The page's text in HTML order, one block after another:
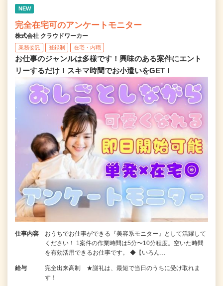
NEW
完全在宅可のアンケートモニター
株式会社 クラウドワーカー
業務委託 登録制 在宅・内職
お仕事のジャンルは多様です！興味のある案件にエント
リーするだけ！スキマ時間でお小遣いをGET！
仕事内容
おうちでお仕事ができる『美容系モニター』として活躍して
ください！ 1案件の作業時間は5分〜10分程度。空いた時間
を有効活用できるお仕事です。 ◆【いろん…
給与
完全出来高制 ★謝礼は、最短で当日のうちに受け取れま
す！